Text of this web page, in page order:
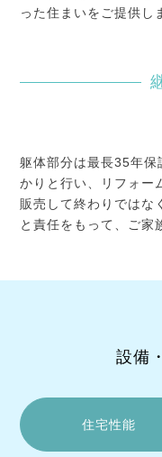
った住まいをご提供し
躯体部分は最長35年保
かりと行い、リフォー
販売して終わりではな
と責任をもって、ご家
設備
住宅性能